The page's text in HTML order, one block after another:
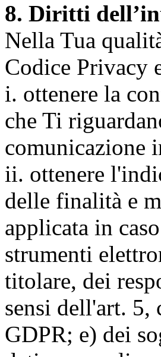
8. Diritti
Nella Tua
Codice Privacy
i. ottenere la
che Ti
comunicazione
ii. ottenere
delle finalità e
applicata in
strumenti
titolare, dei
sensi dell'art. 5,
GDPR; e) dei